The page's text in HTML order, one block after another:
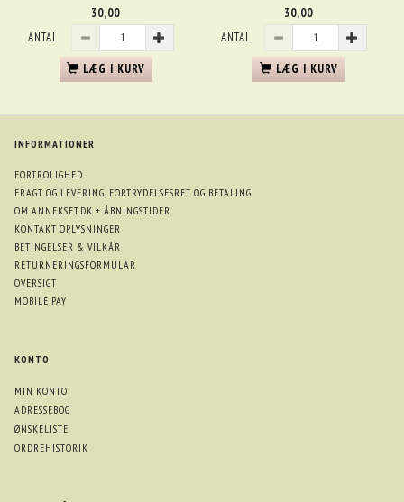
30,00
ANTAL
LÆG I KURV
30,00
ANTAL
LÆG I KURV
INFORMATIONER
FORTROLIGHED
FRAGT OG LEVERING, FORTRYDELSESRET OG BETALING
OM ANNEKSET.DK + ÅBNINGSTIDER
KONTAKT OPLYSNINGER
BETINGELSER & VILKÅR
RETURNERINGSFORMULAR
OVERSIGT
MOBILE PAY
KONTO
MIN KONTO
ADRESSEBOG
ØNSKELISTE
ORDREHISTORIK